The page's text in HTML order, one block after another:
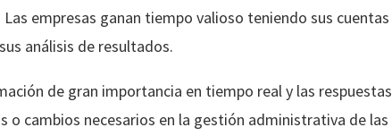
empresas ganan tiempo valioso teniendo sus cuentas
análisis de resultados.
de gran importancia en tiempo real y las respuestas
o cambios necesarios en la gestión administrativa de las